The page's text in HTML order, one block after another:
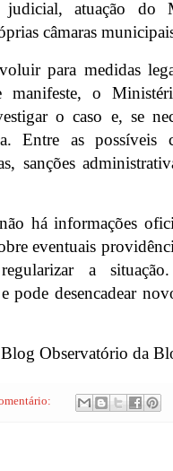
judicial, atuação do
câmaras
para medidas
manifeste, o
o caso e, se
Entre as possíveis
sanções
há informações
eventuais
a
pode desencadear
Observatório da